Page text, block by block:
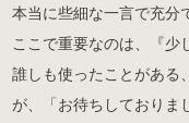
本当に些細な一言で充分
ここで重要なのは、『少
誰しも使ったことがある
が、「お待ちしておりま